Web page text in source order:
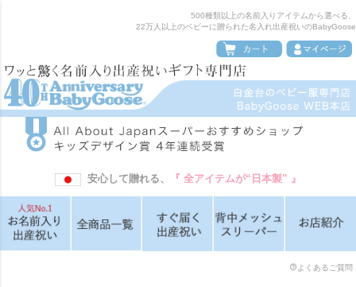
500種類以上の名前入りアイテムから選べる、
22万人以上のベビーに贈られた名入れ出産祝いのBabyGoose
安心して贈れる、 『 全アイテムが“日本製” 』
よくあるご質問